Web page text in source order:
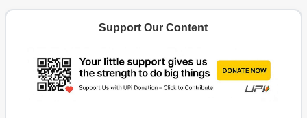
Support Our Content